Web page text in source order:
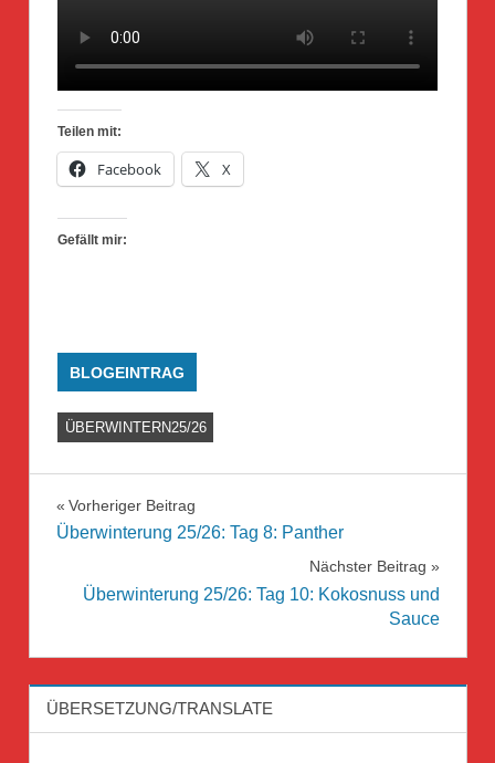
Teilen mit:
Facebook X
Gefällt mir:
BLOGEINTRAG
ÜBERWINTERN25/26
Beitragsnavigation
Vorheriger Beitrag
Überwinterung 25/26: Tag 8: Panther
Nächster Beitrag
Überwinterung 25/26: Tag 10: Kokosnuss und
Sauce
ÜBERSETZUNG/TRANSLATE